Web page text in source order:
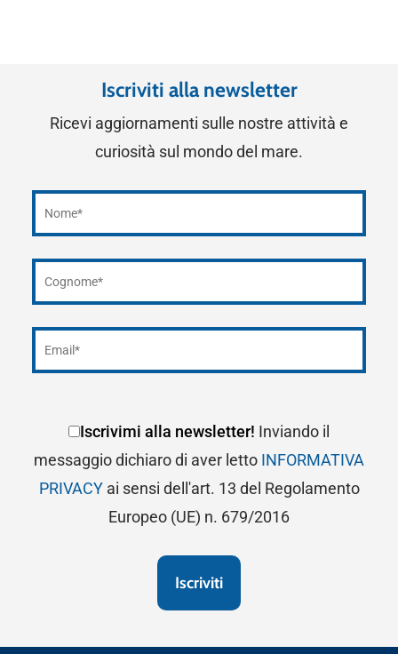
Iscriviti alla newsletter
Ricevi aggiornamenti sulle nostre attività e
curiosità sul mondo del mare.
Iscrivimi alla newsletter! Inviando il
messaggio dichiaro di aver letto INFORMATIVA
PRIVACYai sensi dell'art. 13 del Regolamento
Europeo (UE) n. 679/2016